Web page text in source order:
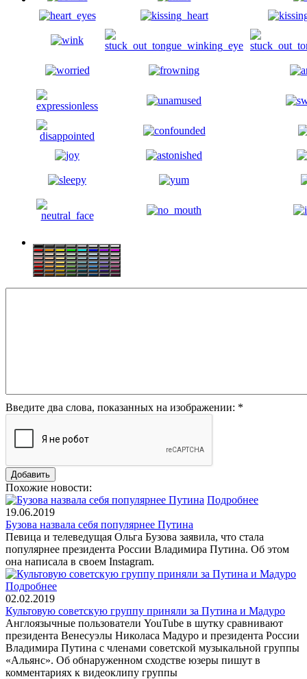
Введите два слова, показанных на изображении: *
Похожие новости:
Подробнее
19.06.2019
Бузова назвала себя популярнее Путина
Певица и телеведущая Ольга Бузова заявила, что стала
популярнее президента России Владимира Путина. Об этом
она написала в своем Instagram.
Подробнее
02.02.2019
Культовую советскую группу приняли за Путина и Мадуро
Англоязычные пользователи YouTube в шутку сравнивают
президента Венесуэлы Николаса Мадуро и президента России
Владимира Путина с членами советской музыкальной группы
«Альянс». Об обнаруженном сходстве юзеры пишут в
комментариях к видеоклипу группы